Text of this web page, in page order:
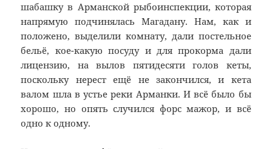
шабашку в Арманской рыбоинспекции, которая
напрямую подчинялась Магадану. Нам, как и
положено, выделили комнату, дали постельное
бельё, кое-какую посуду и для прокорма дали
лицензию, на вылов пятидесяти голов кеты,
поскольку нерест ещё не закончился, и кета
валом шла в устье реки Арманки. И всё было бы
хорошо, но опять случился форс мажор, и всё
одно к одному.